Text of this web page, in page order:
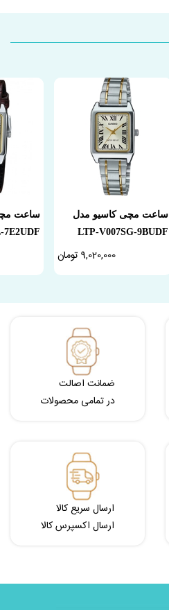
ساعت مچی کاسیو مدل
LTP-V007SG-9BUDF
9,020,000 تومان
ساعت
7E2UDF
ضمانت اصالت
در تمامی محصولات
ارسال سریع کالا
ارسال اکسپرس کالا